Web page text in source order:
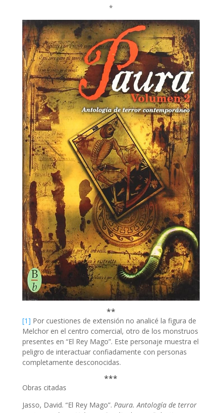
*
**
[1] Por cuestiones de extensión no analicé la figura de
Melchor en el centro comercial, otro de los monstruos
presentes en “El Rey Mago”. Este personaje muestra el
peligro de interactuar confiadamente con personas
completamente desconocidas.
***
Obras citadas
Jasso, David. “El Rey Mago”. Paura. Antología de terror